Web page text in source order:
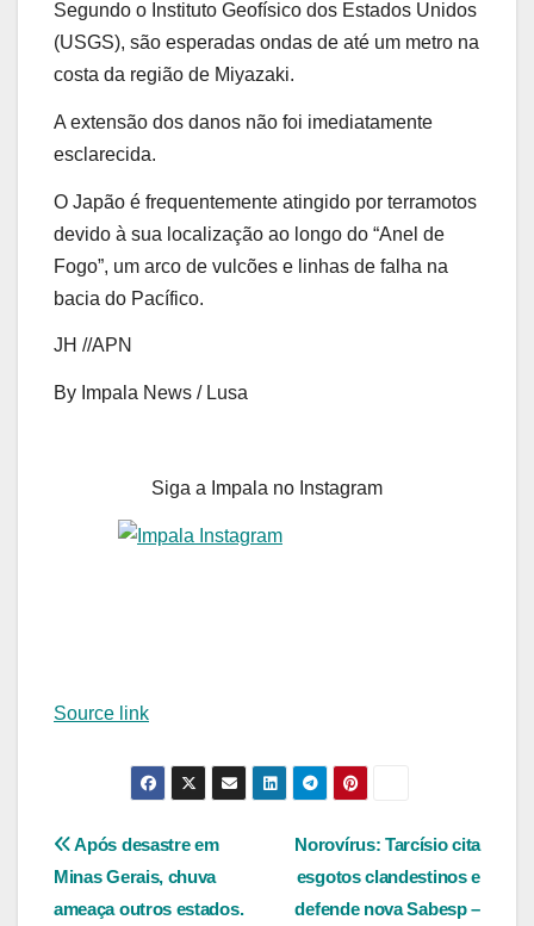
Segundo o Instituto Geofísico dos Estados Unidos
(USGS), são esperadas ondas de até um metro na
costa da região de Miyazaki.
A extensão dos danos não foi imediatamente
esclarecida.
O Japão é frequentemente atingido por terramotos
devido à sua localização ao longo do “Anel de
Fogo”, um arco de vulcões e linhas de falha na
bacia do Pacífico.
JH //APN
By Impala News / Lusa
Siga a Impala no Instagram
Source link
Navegação
de
Norovírus: Tarcísio cita
esgotos clandestinos e
defende nova Sabesp –
Após desastre em
Minas Gerais, chuva
ameaça outros estados.